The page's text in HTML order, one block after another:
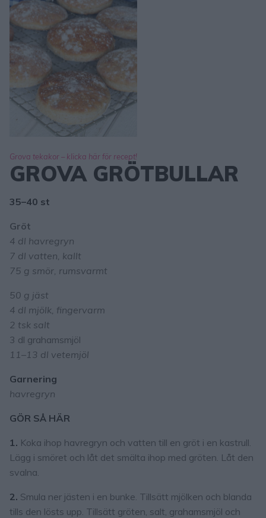
Grova tekakor – klicka här för recept!
GROVA GRÖTBULLAR
35–40 st
Gröt
4 dl havregryn
7 dl vatten, kallt
75 g smör, rumsvarmt
50 g jäst
4 dl mjölk, fingervarm
2 tsk salt
3 dl grahamsmjöl
11–13 dl vetemjöl
Garnering
havregryn
GÖR SÅ HÄR
1. Koka ihop havregryn och vatten till en gröt i en kastrull.
Lägg i smöret och låt det smälta ihop med gröten. Låt den
svalna.
2. Smula ner jästen i en bunke. Tillsätt mjölken och blanda
tills den lösts upp. Tillsätt gröten, salt, grahamsmjöl och